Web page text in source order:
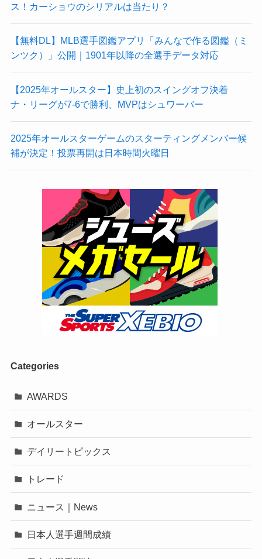
ス！カーショウのシリアルは当たり？
【無料DL】MLB選手図鑑アプリ「みんなで作る図鑑（ミ
ンツク）」公開｜1901年以降の全選手データ対応
【2025年オールスター】史上初のスイングオフ決着
ナ・リーグが7-6で勝利、MVPはシュワーバー
2025年オールスターゲームのスターティングメンバー候
補が決定！投票再開は日本時間火曜日
Categories
AWARDS
オールスター
デイリートピックス
トレード
ニュース｜News
日本人選手週間成績